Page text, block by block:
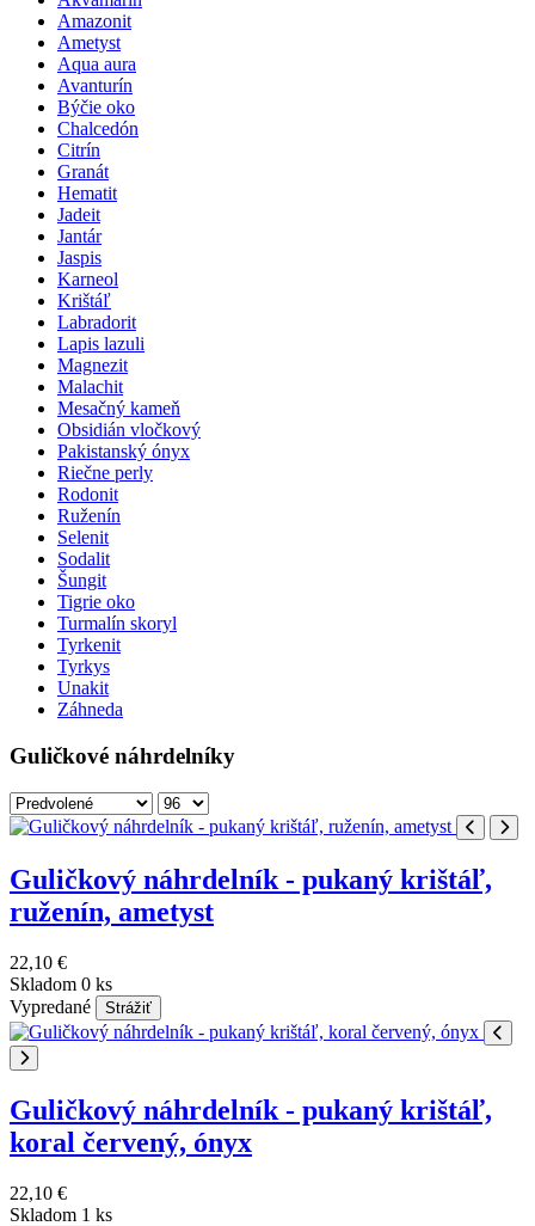
Amazonit
Ametyst
Aqua aura
Avanturín
Býčie oko
Chalcedón
Citrín
Granát
Hematit
Jadeit
Jantár
Jaspis
Karneol
Krištáľ
Labradorit
Lapis lazuli
Magnezit
Malachit
Mesačný kameň
Obsidián vločkový
Pakistanský ónyx
Riečne perly
Rodonit
Ruženín
Selenit
Sodalit
Šungit
Tigrie oko
Turmalín skoryl
Tyrkenit
Tyrkys
Unakit
Záhneda
Guličkové náhrdelníky
Guličkový náhrdelník - pukaný krištáľ,
ruženín, ametyst
22,10 €
Skladom 0 ks
Vypredané
Strážiť
Guličkový náhrdelník - pukaný krištáľ,
koral červený, ónyx
22,10 €
Skladom 1 ks